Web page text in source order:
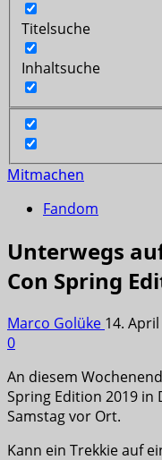
Titelsuche
Inhaltsuche
Mitmachen
Fandom
Unterwegs
Con Spring
Marco Golüke 14.
0
An diesem
Spring Edition 2019
Samstag vor Ort.
Kann ein Trekkie auf